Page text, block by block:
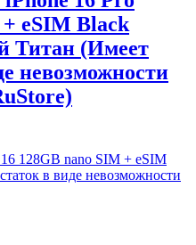
eSIM Black
Титан (Имеет
невозможности